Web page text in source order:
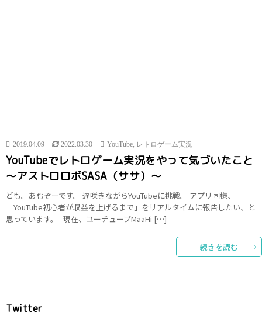
2019.04.09 2022.03.30 YouTube, レトロゲーム実況
YouTubeでレトロゲーム実況をやって気づいたこと
～アストロロボSASA（ササ）～
ども。あむぞーです。 遅咲きながらYouTubeに挑戦。 アプリ同様、
「YouTube初心者が収益を上げるまで」をリアルタイムに報告したい、と
思っています。 現在、ユーチューブMaaHi […]
続きを読む
Twitter